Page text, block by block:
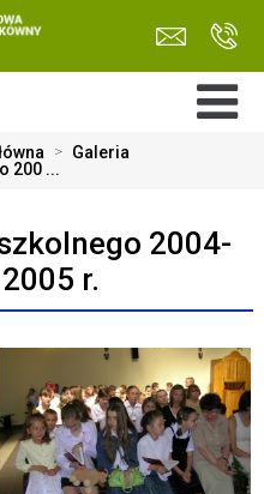
> Galeria
200 ...
2004-
r.